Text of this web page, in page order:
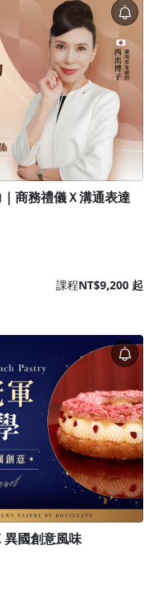
商務禮儀Ｘ溝通表達
課程NT$9,200 起
異國創意風味